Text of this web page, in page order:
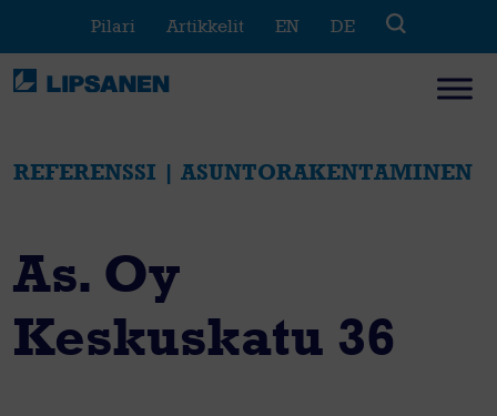
content
Pilari Artikkelit EN DE
REFERENSSI | ASUNTORAKENTAMINEN
As. Oy
Keskuskatu 36